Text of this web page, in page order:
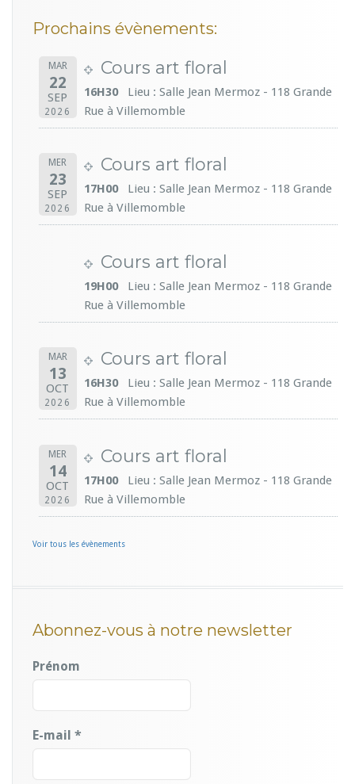
Prochains évènements:
MAR
22
SEP
2026
Cours art floral
16H30
Lieu : Salle Jean Mermoz - 118 Grande
Rue à Villemomble
MER
23
SEP
2026
Cours art floral
17H00
Lieu : Salle Jean Mermoz - 118 Grande
Rue à Villemomble
Cours art floral
19H00
Lieu : Salle Jean Mermoz - 118 Grande
Rue à Villemomble
MAR
13
OCT
2026
Cours art floral
16H30
Lieu : Salle Jean Mermoz - 118 Grande
Rue à Villemomble
MER
14
OCT
2026
Cours art floral
17H00
Lieu : Salle Jean Mermoz - 118 Grande
Rue à Villemomble
Voir tous les évènements
Abonnez-vous à notre newsletter
Prénom
E-mail *